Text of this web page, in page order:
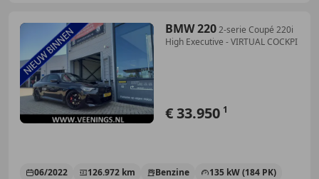
BMW 2202-serie Coupé 220i
High Executive - VIRTUAL COCKPI
€ 33.950 1
06/2022 126.972 km Benzine
135 kW (184 PK)